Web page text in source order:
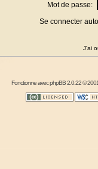
Mot de passe:
Se connecter
J'ai
Fonctionne avecphpBB2.0.22 ©